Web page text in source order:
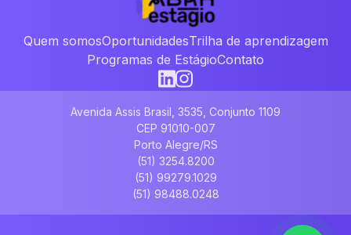
Quem somosOportunidadesTrilha de aprendizagem
Programas de EstágioContato
Avenida Assis Brasil, 3535, Conjunto 1109
CEP 91010-007
Porto Alegre/RS
(51) 3254.8200
(51) 99279.1029
(51) 98488.0248